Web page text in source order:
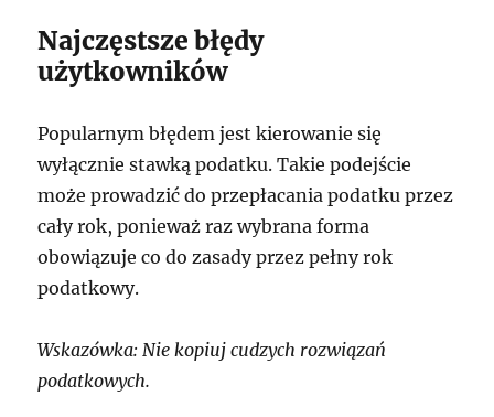
Najczęstsze błędy
użytkowników
Popularnym błędem jest kierowanie się
wyłącznie stawką podatku. Takie podejście
może prowadzić do przepłacania podatku przez
cały rok, ponieważ raz wybrana forma
obowiązuje co do zasady przez pełny rok
podatkowy.
Wskazówka: Nie kopiuj cudzych rozwiązań
podatkowych.